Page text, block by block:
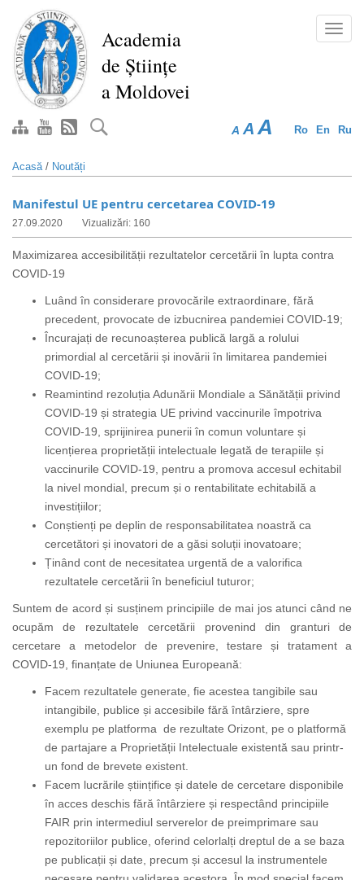
conţinutul
principal
Academia
de Științe
a Moldovei
Ro En Ru
A A A
Acasă/ Noutăți
Manifestul UE pentru cercetarea COVID-19
27.09.2020 Vizualizări: 160
Maximizarea accesibilității rezultatelor cercetării în lupta contra
COVID-19
Luând în considerare provocările extraordinare, fără
precedent, provocate de izbucnirea pandemiei COVID-19;
Încurajați de recunoașterea publică largă a rolului
primordial al cercetării și inovării în limitarea pandemiei
COVID-19;
Reamintind rezoluția Adunării Mondiale a Sănătății privind
COVID-19 și strategia UE privind vaccinurile împotriva
COVID-19, sprijinirea punerii în comun voluntare și
licențierea proprietății intelectuale legată de terapiile și
vaccinurile COVID-19, pentru a promova accesul echitabil
la nivel mondial, precum și o rentabilitate echitabilă a
investițiilor;
Conștienți pe deplin de responsabilitatea noastră ca
cercetători și inovatori de a găsi soluții inovatoare;
Ținând cont de necesitatea urgentă de a valorifica
rezultatele cercetării în beneficiul tuturor;
Suntem de acord și susținem principiile de mai jos atunci când ne
ocupăm de rezultatele cercetării provenind din granturi de
cercetare a metodelor de prevenire, testare și tratament a
COVID-19, finanțate de Uniunea Europeană:
Facem rezultatele generate, fie acestea tangibile sau
intangibile, publice și accesibile fără întârziere, spre
exemplu pe platforma de rezultate Orizont, pe o platformă
de partajare a Proprietății Intelectuale existentă sau printr-
un fond de brevete existent.
Facem lucrările științifice și datele de cercetare disponibile
în acces deschis fără întârziere și respectând principiile
FAIR prin intermediul serverelor de preimprimare sau
repozitoriilor publice, oferind celorlalți dreptul de a se baza
pe publicații și date, precum și accesul la instrumentele